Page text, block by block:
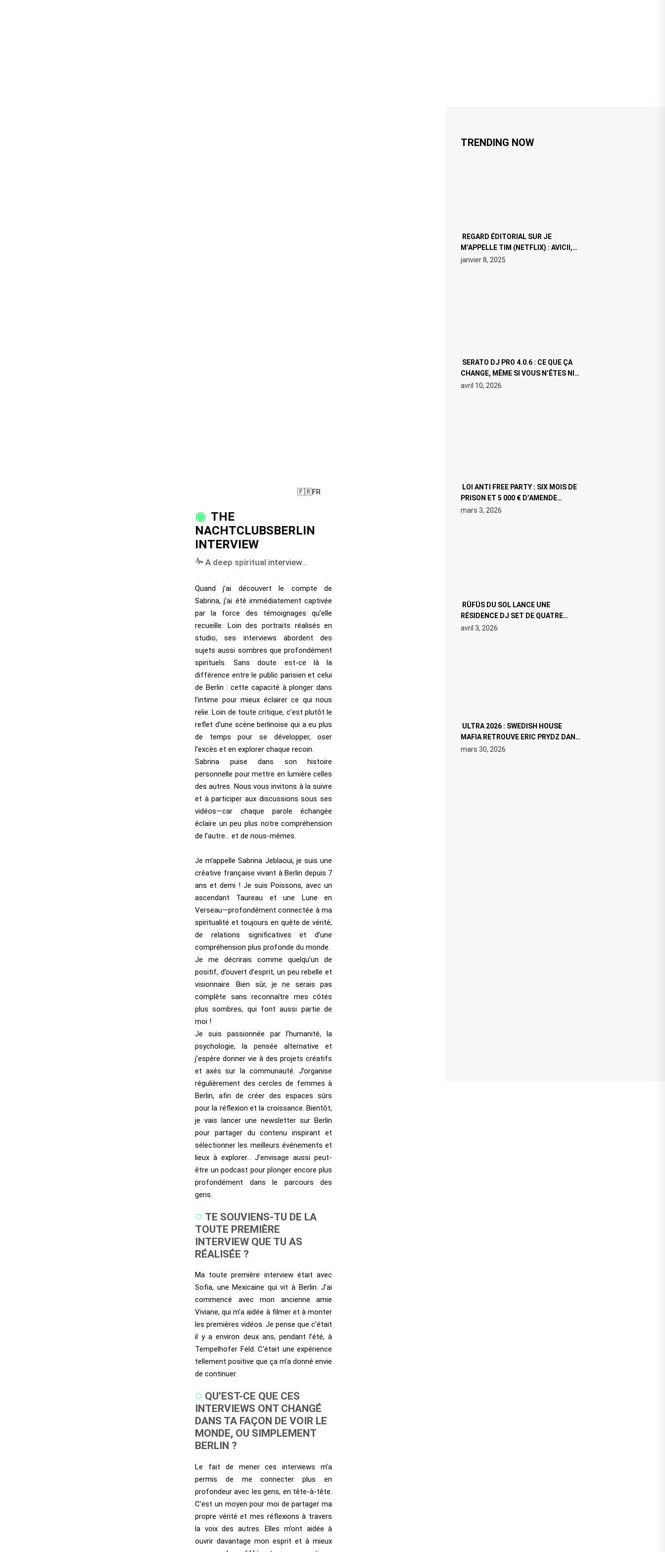
🇫🇷FR
THE
NACHTCLUBSBERLIN
INTERVIEW
A deep spiritual interview...
Quand j’ai découvert le compte de
Sabrina, j’ai été immédiatement captivée
par la force des témoignages qu’elle
recueille. Loin des portraits réalisés en
studio, ses interviews abordent des
sujets aussi sombres que profondément
spirituels. Sans doute est-ce là la
différence entre le public parisien et celui
de Berlin : cette capacité à plonger dans
l’intime pour mieux éclairer ce qui nous
relie. Loin de toute critique, c’est plutôt le
reflet d’une scène berlinoise qui a eu plus
de temps pour se développer, oser
l’excès et en explorer chaque recoin.
Sabrina puise dans son histoire
personnelle pour mettre en lumière celles
des autres. Nous vous invitons à la suivre
et à participer aux discussions sous ses
vidéos—car chaque parole échangée
éclaire un peu plus notre compréhension
de l’autre… et de nous-mêmes.
Je m’appelle Sabrina Jeblaoui, je suis une
créative française vivant à Berlin depuis 7
ans et demi ! Je suis Poissons, avec un
ascendant Taureau et une Lune en
Verseau—profondément connectée à ma
spiritualité et toujours en quête de vérité,
de relations significatives et d’une
compréhension plus profonde du monde.
Je me décrirais comme quelqu’un de
positif, d’ouvert d’esprit, un peu rebelle et
visionnaire. Bien sûr, je ne serais pas
complète sans reconnaître mes côtés
plus sombres, qui font aussi partie de
moi !
Je suis passionnée par l’humanité, la
psychologie, la pensée alternative et
j’espère donner vie à des projets créatifs
et axés sur la communauté. J’organise
régulièrement des cercles de femmes à
Berlin, afin de créer des espaces sûrs
pour la réflexion et la croissance. Bientôt,
je vais lancer une newsletter sur Berlin
pour partager du contenu inspirant et
sélectionner les meilleurs événements et
lieux à explorer… J’envisage aussi peut-
être un podcast pour plonger encore plus
profondément dans le parcours des
gens.
TE SOUVIENS-TU DE LA
TOUTE PREMIÈRE
INTERVIEW QUE TU AS
RÉALISÉE ?
Ma toute première interview était avec
Sofia, une Mexicaine qui vit à Berlin. J’ai
commencé avec mon ancienne amie
Viviane, qui m’a aidée à filmer et à monter
les premières vidéos. Je pense que c’était
il y a environ deux ans, pendant l’été, à
Tempelhofer Feld. C’était une expérience
tellement positive que ça m’a donné envie
de continuer.
QU’EST-CE QUE CES
INTERVIEWS ONT CHANGÉ
DANS TA FAÇON DE VOIR LE
MONDE, OU SIMPLEMENT
BERLIN ?
Le fait de mener ces interviews m’a
permis de me connecter plus en
profondeur avec les gens, en tête-à-tête.
C’est un moyen pour moi de partager ma
propre vérité et mes réflexions à travers
la voix des autres. Elles m’ont aidée à
ouvrir davantage mon esprit et à mieux
TRENDING NOW
REGARD ÉDITORIAL SUR JE
M’APPELLE TIM (NETFLIX) : AVICII,
OU LE DOUBLE VISAGE D’UNE ICÔNE
SURCHAUFFÉE
janvier 8, 2025
SERATO DJ PRO 4.0.6 : CE QUE ÇA
CHANGE, MÊME SI VOUS N’ÊTES NI
DJ NI PRODUCTEUR·ICE
avril 10, 2026
LOI ANTI FREE PARTY : SIX MOIS DE
PRISON ET 5 000 € D’AMENDE
PROPOSÉS LE 9 AVRIL
mars 3, 2026
RÜFÜS DU SOL LANCE UNE
RÉSIDENCE DJ SET DE QUATRE
DATES À PACHA IBIZA EN JUILLET
avril 3, 2026
ULTRA 2026 : SWEDISH HOUSE
MAFIA RETROUVE ERIC PRYDZ DANS
UN MOMENT CHARGÉ DE SYMBOLE
mars 30, 2026